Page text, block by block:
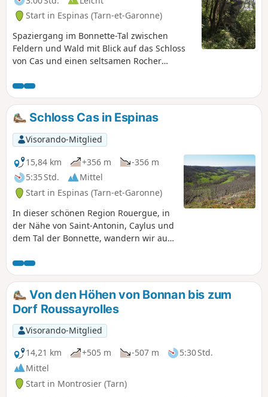
Start in Espinas (Tarn-et-Garonne)
Spaziergang im Bonnette-Tal zwischen
Feldern und Wald mit Blick auf das Schloss
von Cas und einen seltsamen Rocher
an zwei zu Wohnhäusern umgebauten
Mühlen, einer restaurierten alten Kirche,
einem restaurierten alten Brotbackofen und
anderen kleinen, für unsere Region
typischen Steingebäuden (Mauer, Cazelle...)
vorbei.
Schloss Cas in Espinas
Visorando-Mitglied
15,84 km
+356 m
-356 m
5:35 Std.
Mittel
Start in Espinas (Tarn-et-Garonne)
In dieser schönen Region Rouergue, in
der Nähe von Saint-Antonin, Caylus und
dem Tal der Bonnette, wandern wir auf
Mühlen, schönen Rouergate-Gebäuden,
Kapellen und Waschhäusern.
Von den Höhen von Bonnan bis zum
Dorf Roussayrolles
Visorando-Mitglied
14,21 km
+505 m -507 m
5:30 Std.
Mittel
Start in Montrosier (Tarn)